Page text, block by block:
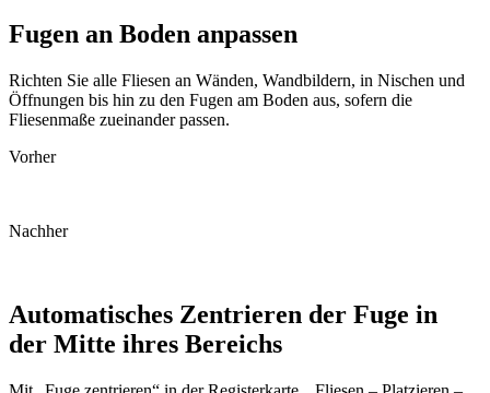
Fugen an Boden anpassen
Richten Sie alle Fliesen an Wänden, Wandbildern, in Nischen und
Öffnungen bis hin zu den Fugen am Boden aus, sofern die
Fliesenmaße zueinander passen.
Vorher
Nachher
Automatisches Zentrieren der Fuge in
der Mitte ihres Bereichs